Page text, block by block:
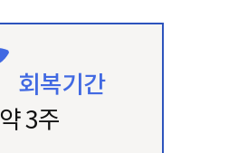
회복기간
약 3주